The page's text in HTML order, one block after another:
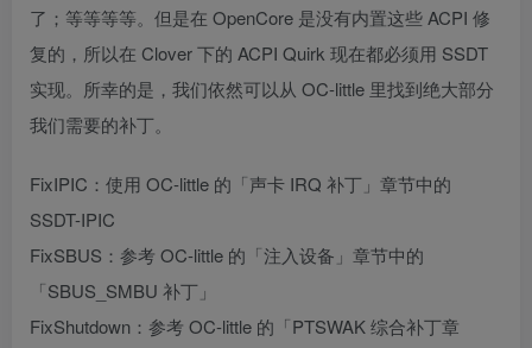
了；等等等等。但是在 OpenCore 是没有内置这些 ACPI 修
复的，所以在 Clover 下的 ACPI Quirk 现在都必须用 SSDT
实现。所幸的是，我们依然可以从 OC-little 里找到绝大部分
我们需要的补丁。
FixIPIC：使用 OC-little 的「声卡 IRQ 补丁」章节中的
SSDT-IPIC
FixSBUS：参考 OC-little 的「注入设备」章节中的
「SBUS_SMBU 补丁」
FixShutdown：参考 OC-little 的「PTSWAK 综合补丁章